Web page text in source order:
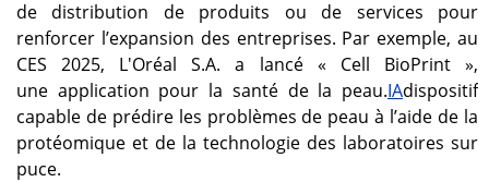
de distribution de produits ou de services pour
renforcer l’expansion des entreprises. Par exemple, au
CES 2025, L'Oréal S.A. a lancé « Cell BioPrint »,
une application pour la santé de la peau.IAdispositif
capable de prédire les problèmes de peau à l’aide de la
protéomique et de la technologie des laboratoires sur
puce.